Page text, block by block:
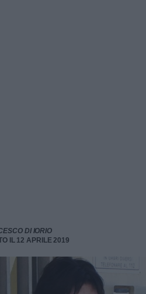
DI IORIO
IL 12 APRILE 2019